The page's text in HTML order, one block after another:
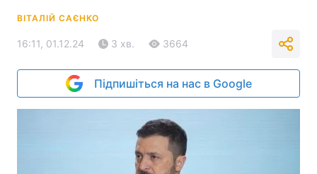
ВІТАЛІЙ САЄНКО
16:11, 01.12.24 3 хв. 3664
Підпишіться на нас в Google